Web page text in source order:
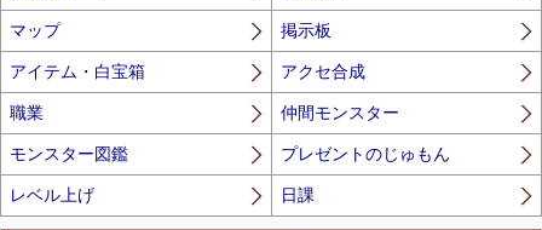
マップ 掲示板
アイテム・白宝箱 アクセ合成
職業 仲間モンスター
モンスター図鑑 プレゼントのじゅもん
レベル上げ 日課